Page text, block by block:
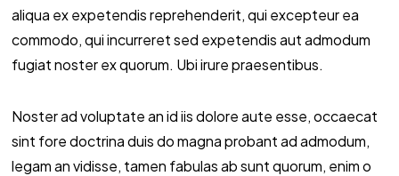
aliqua ex expetendis reprehenderit, qui excepteur ea
commodo, qui incurreret sed expetendis aut admodum
fugiat noster ex quorum. Ubi irure praesentibus.
Noster ad voluptate an id iis dolore aute esse, occaecat
sint fore doctrina duis do magna probant ad admodum,
legam an vidisse, tamen fabulas ab sunt quorum, enim o